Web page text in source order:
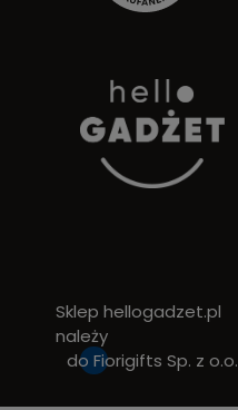
Sklep hellogadzet.pl
należy
do Fiorigifts Sp. z o.o.